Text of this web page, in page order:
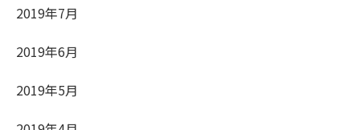
2019年7月
2019年6月
2019年5月